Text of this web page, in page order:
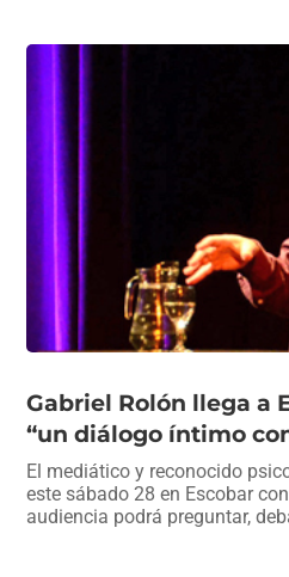
Gabriel Rolón llega a
“un diálogo íntimo
El mediático y reconocido
este sábado 28 en Escobar
audiencia podrá preguntar,